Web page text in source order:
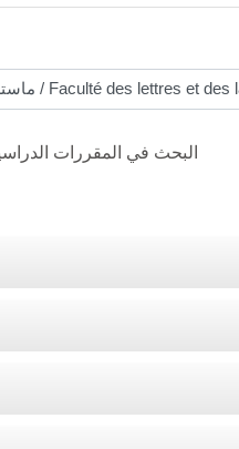
البحث في المقررات